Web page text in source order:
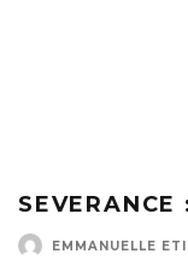
SEVERANCE
EMMANUELLE